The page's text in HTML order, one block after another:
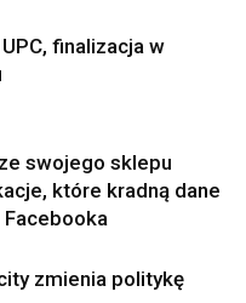
finalizacja w
swojego sklepu
które kradną dane
zmienia politykę